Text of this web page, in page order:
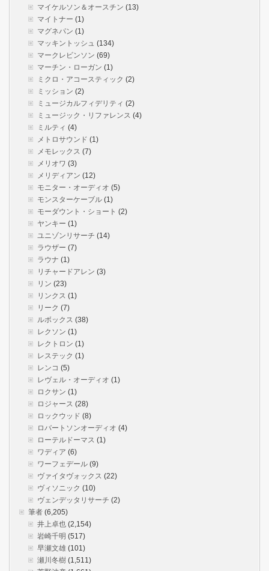
マイケルソン＆オースチン (13)
マイトナー (1)
マグネパン (1)
マッキントッシュ (134)
マークレビンソン (69)
マーチン・ローガン (1)
ミクロ・アコースティック (2)
ミッション (2)
ミュージカルフィデリティ (2)
ミュージック・リファレンス (4)
ミルティ (4)
メトロサウンド (1)
メモレックス (7)
メリオワ (3)
メリディアン (12)
モニター・オーディオ (5)
モンスターケーブル (1)
モーダウント・ショート (2)
ヤンキー (1)
ユニゾンリサーチ (14)
ラウザー (7)
ラウナ (1)
リチャードアレン (3)
リン (23)
リンクス (1)
リーク (7)
ルボックス (38)
レクソン (1)
レクトロン (1)
レステック (1)
レンコ (5)
レヴェル・オーディオ (1)
ロクサン (1)
ロジャース (28)
ロックウッド (8)
ロバートソンオーディオ (4)
ローテルドーマス (1)
ワディア (6)
ワーフェデール (9)
ヴァイタヴォックス (22)
ヴィソニック (10)
ヴェンデッタリサーチ (2)
筆者 (6,205)
井上卓也 (2,154)
岩崎千明 (517)
早瀬文雄 (101)
瀬川冬樹 (1,511)